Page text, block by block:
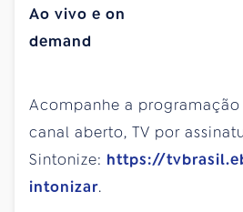
Ao vivo e on
Acompanhe a programação
canal aberto, TV por
Sintonize: https://
intonizar.